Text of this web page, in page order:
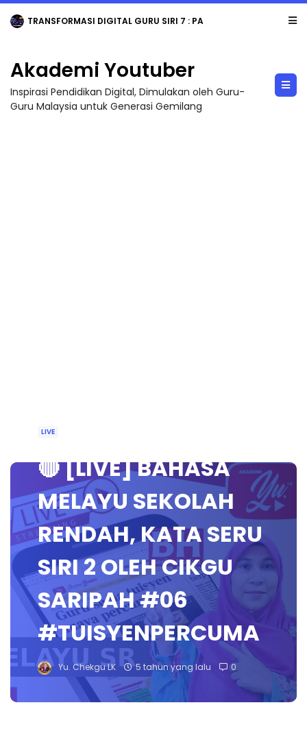
TRANSFORMASI DIGITAL GURU SIRI 7 : PAHLAWAN DIGITAL PENYELAMAT DUNIA
Akademi Youtuber
Inspirasi Pendidikan Digital, Dimulakan oleh Guru-
Guru Malaysia untuk Generasi Gemilang
LIVE
🔴 [LIVE] BAHASA
MELAYU SEKOLAH
RENDAH, KATA SERU
SIRI 2 OLEH CIKGU
SARIPAH #06
#TUISYENPERCUMA
Yu. Chekgu LK 5 tahun yang lalu 0